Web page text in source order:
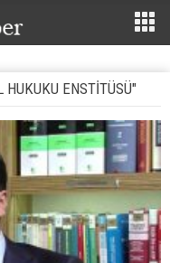
HUKUKU ENSTITÜSÜ"